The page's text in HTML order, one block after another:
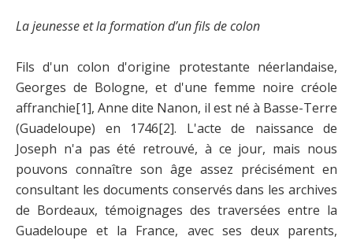
La jeunesse et la formation d’un fils de colon
Fils d'un colon d'origine protestante néerlandaise,
Georges de Bologne, et d'une femme noire créole
affranchie[1], Anne dite Nanon, il est né à Basse-Terre
(Guadeloupe) en 1746[2]. L'acte de naissance de
Joseph n'a pas été retrouvé, à ce jour, mais nous
pouvons connaître son âge assez précisément en
consultant les documents conservés dans les archives
de Bordeaux, témoignages des traversées entre la
Guadeloupe et la France, avec ses deux parents,